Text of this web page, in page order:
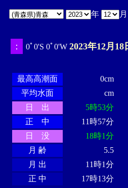
年 月
： 0ﾟ0'S 0ﾟ0'W 2023年12月18
最高高潮面
0cm
平均水面
cm
日 出
5時53分
正 中
11時57分
日 没
18時1分
月 齢
5.5
月 出
11時1分
正 中
17時13分